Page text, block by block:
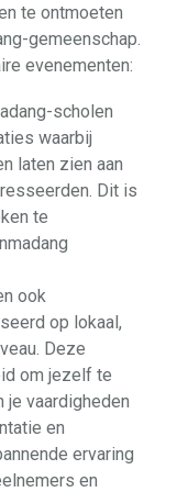
te ontmoeten
gemeenschap.
evenementen:
scholen
waarbij
laten zien aan
Dit is
te
ook
op lokaal,
Deze
om jezelf te
je vaardigheden
en
ervaring
en